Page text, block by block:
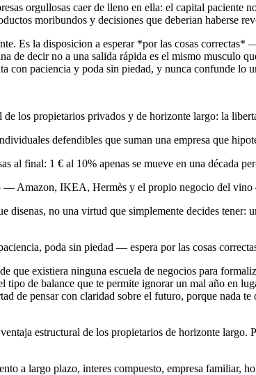
orgullosas caer de lleno en ella: el capital paciente
moribundos y decisiones que deberian haberse
Es la disposicion a esperar *por las cosas
de decir no a una salida rápida es el mismo musculo
con paciencia y poda sin piedad, y nunca confunde lo
los propietarios privados y de horizonte largo: la
defendibles que suman una empresa que
al final: 1 € al 10% apenas se mueve en una década
— Amazon, IKEA, Hermès y el propio negocio del
disenas, no una virtud que simplemente decides
poda sin piedad — espera por las cosas
que existiera ninguna escuela de negocios para
tipo de balance que te permite ignorar un mal año en
de pensar con claridad sobre el futuro, porque nada
estructural de los propietarios de horizonte
a largo plazo, interes compuesto, empresa familiar,